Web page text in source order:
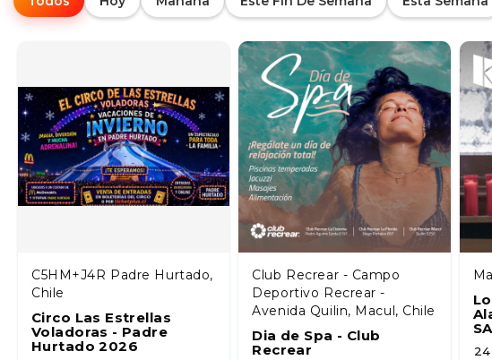
C5HM+J4R Padre Hurtado,
Chile
Circo Las Estrellas
Voladoras - Padre
Hurtado 2026
Club Recrear - Campo
Deportivo Recrear -
Avenida Quilin, Macul, Chile
Dia de Spa - Club
Recrear